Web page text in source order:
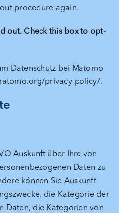
procedure again.
out. Check this box to opt-
Datenschutz bei Matomo
privacy-policy/.
Auskunft über Ihre von
Daten zu
können Sie Auskunft
die Kategorie der
Daten, die Kategorien von